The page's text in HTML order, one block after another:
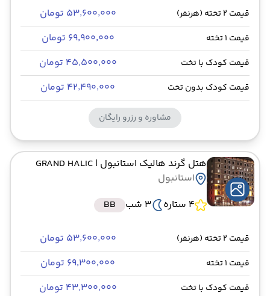
قیمت 2 تخته (هرنفر) ۵۳٬۶۰۰٬۰۰۰ تومان
قیمت 1 تخته ۶۹٬۹۰۰٬۰۰۰ تومان
قیمت کودک با تخت ۴۵٬۵۰۰٬۰۰۰ تومان
قیمت کودک بدون تخت ۴۲٬۴۹۰٬۰۰۰ تومان
مشاوره و رزرو رایگان
هتل گرند هالیک استانبول | GRAND HALIC
استانبول
4 ستاره
3 شب BB
قیمت 2 تخته (هرنفر) ۵۳٬۶۰۰٬۰۰۰ تومان
قیمت 1 تخته ۶۹٬۳۰۰٬۰۰۰ تومان
قیمت کودک با تخت ۴۳٬۳۰۰٬۰۰۰ تومان